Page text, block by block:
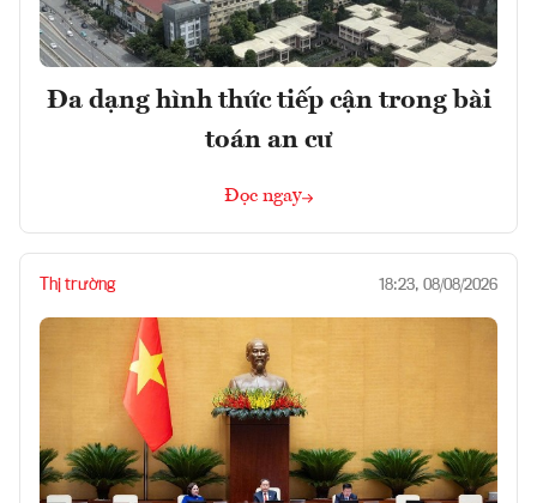
Đa dạng hình thức tiếp cận trong bài
toán an cư
Đọc ngay
Thị trường 18:23, 08/08/2026